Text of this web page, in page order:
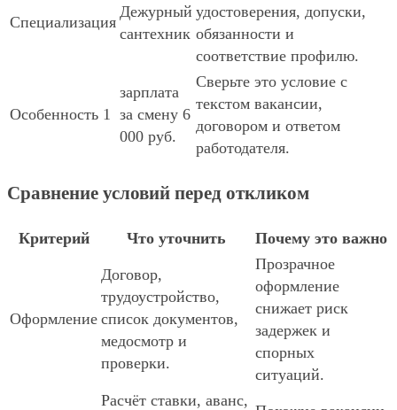
Специализация
Дежурный
сантехник
удостоверения, допуски,
обязанности и
соответствие профилю.
Особенность 1
зарплата
за смену 6
000 руб.
Сверьте это условие с
текстом вакансии,
договором и ответом
работодателя.
Сравнение условий перед откликом
Критерий Что уточнить Почему это важно
Оформление
Договор,
трудоустройство,
список документов,
медосмотр и
проверки.
Прозрачное
оформление
снижает риск
задержек и
спорных
ситуаций.
Расчёт ставки, аванс,